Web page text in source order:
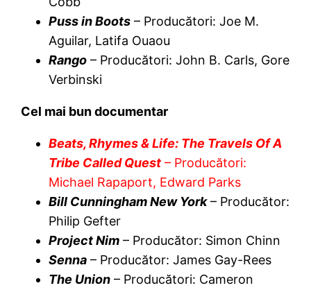
Puss in Boots – Producători: Joe M.
Aguilar, Latifa Ouaou
Rango – Producători: John B. Carls, Gore
Verbinski
Cel mai bun documentar
Beats, Rhymes & Life: The Travels Of A
Tribe Called Quest – Producători:
Michael Rapaport, Edward Parks
Bill Cunningham New York– Producător:
Philip Gefter
Project Nim – Producător: Simon Chinn
Senna – Producător: James Gay-Rees
The Union – Producători: Cameron